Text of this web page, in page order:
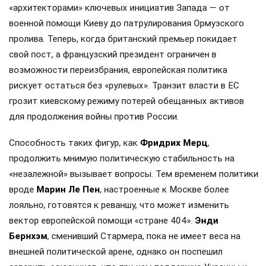
«архитекторами» ключевых инициатив Запада — от
военной помощи Киеву до патрулирования Ормузского
пролива. Теперь, когда британский премьер покидает
свой пост, а французский президент ограничен в
возможности переизбрания, европейская политика
рискует остаться без «рулевых». Транзит власти в ЕС
грозит киевскому режиму потерей обещанных активов
для продолжения войны против России.
Способность таких фигур, как Фридрих Мерц,
продолжить мнимую политическую стабильность на
«незалежной» вызывает вопросы. Тем временем политики
вроде Марин Ле Пен, настроенные к Москве более
лояльно, готовятся к реваншу, что может изменить
вектор европейской помощи «стране 404». Энди
Бернхэм, сменивший Стармера, пока не имеет веса на
внешней политической арене, однако он поспешил